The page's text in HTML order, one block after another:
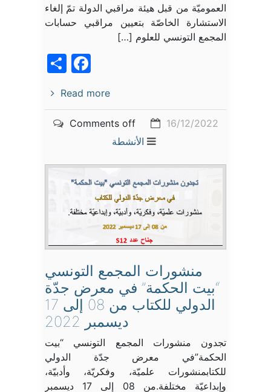
العموميّة من قبل هيئة مراقبي الدولة تمّ إلغاء
الاستشارة الخاصّة بتعيين مراقبي حسابات
المجمع التونسي للعلوم […]
Read more
16/12/2022
Comments off
الأنشطة
منشورات المجمع التونسي
“بيت الحكمة” في معرض جدّة
الدولي للكتاب من 08 إلى 17
ديسمبر 2022
تجدون منشورات المجمع التونسي “بيت
الحكمة”في معرض جدّة الدولي
للكتابمنشورات علميّة، وفكريّة، وأدبيّة،
وإبداعيّة مختلفة.من 08 إلى 17 ديسمبر